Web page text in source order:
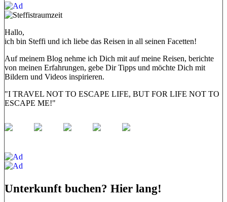
Hallo,
ich bin Steffi und ich liebe das Reisen in all seinen Facetten!
Auf meinem Blog nehme ich Dich mit auf meine Reisen, berichte
von meinen Erfahrungen, gebe Dir Tipps und möchte Dich mit
Bildern und Videos inspirieren.
"I TRAVEL NOT TO ESCAPE LIFE, BUT FOR LIFE NOT TO
ESCAPE ME!"
Unterkunft buchen? Hier lang!